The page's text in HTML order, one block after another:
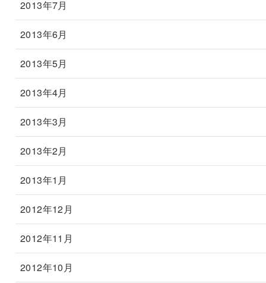
2013年7月
2013年6月
2013年5月
2013年4月
2013年3月
2013年2月
2013年1月
2012年12月
2012年11月
2012年10月